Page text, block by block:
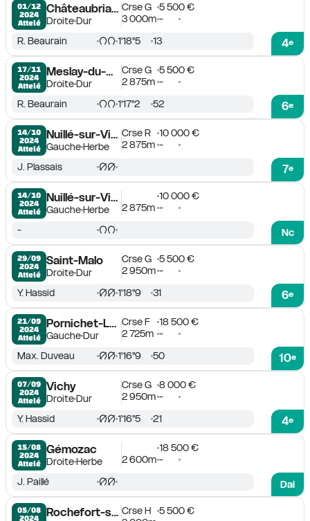
01/12
2024
Attelé
Châteaubriant
DroiteDur
Crse G
5 500 €
3 000m -
4e
R. Beaurain 1'18''5 13
17/11
2024
Attelé
Meslay-du-Maine
DroiteDur
Crse G
5 500 €
2 875m -
6e
R. Beaurain 1'17''2 52
14/10
2024
Attelé
Nuillé-sur-Vicoin
GaucheHerbe
Crse R
10 000 €
2 875m -
7e
J. Plassais
14/10
2024
Attelé
Nuillé-sur-Vicoin
GaucheHerbe
10 000 €
2 875m -
Nc
-
29/09
2024
Attelé
Saint-Malo
DroiteDur
Crse G
5 500 €
2 950m -
6e
Y. Hassid 1'18''9 31
21/09
2024
Attelé
Pornichet-La Baule
GaucheDur
Crse F
18 500 €
2 725m -
10e
Max. Duveau 1'16''9 50
07/09
2024
Attelé
Vichy
DroiteDur
Crse G
8 000 €
2 950m -
4e
Y. Hassid 1'16''5 21
15/08
2024
Attelé
Gémozac
DroiteHerbe
18 500 €
2 600m -
Dai
J. Paillé
05/08
2024
Rochefort-sur-Loire
Crse H
5 500 €